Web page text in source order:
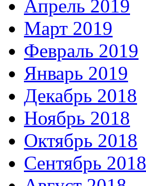
Апрель 2019
Март 2019
Февраль 2019
Январь 2019
Декабрь 2018
Ноябрь 2018
Октябрь 2018
Сентябрь 2018